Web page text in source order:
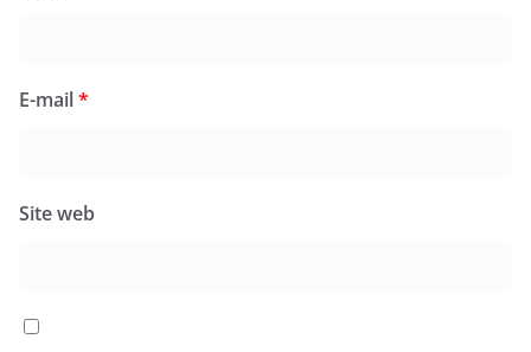
E-mail*
Site web